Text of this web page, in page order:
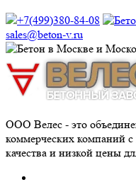
+7(499)380-84-08
sales@beton-v.ru
ООО Велес - это
коммерческих компаний
качества и низкой цены